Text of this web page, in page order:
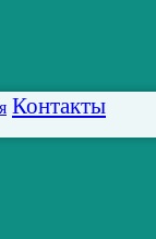
Контакты